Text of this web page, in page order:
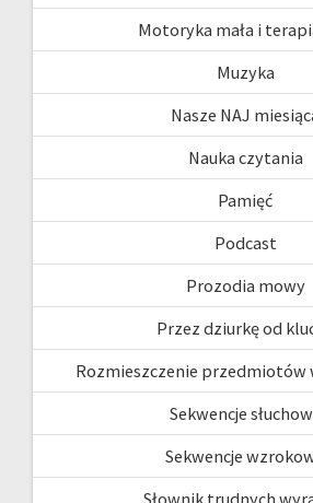
Motoryka mała i
Muzyka
Nasze NAJ
Nauka czytania
Pamięć
Podcast
Prozodia mowy
Przez dziurkę od
Rozmieszczenie przedmiotów
Sekwencje
Sekwencje